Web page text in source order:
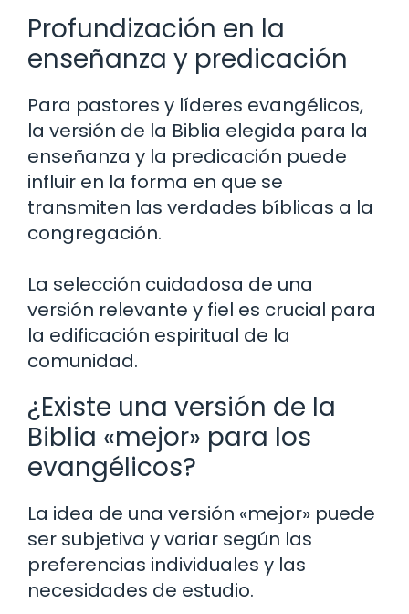
Profundización en la
enseñanza y predicación
Para pastores y líderes evangélicos,
la versión de la Biblia elegida para la
enseñanza y la predicación puede
influir en la forma en que se
transmiten las verdades bíblicas a la
congregación.
La selección cuidadosa de una
versión relevante y fiel es crucial para
la edificación espiritual de la
comunidad.
¿Existe una versión de la
Biblia «mejor» para los
evangélicos?
La idea de una versión «mejor» puede
ser subjetiva y variar según las
preferencias individuales y las
necesidades de estudio.